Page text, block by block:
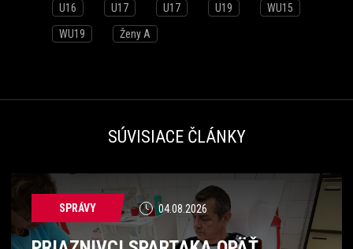
U16 U17 U17 U19 WU15
WU19 Ženy A
SÚVISIACE ČLÁNKY
SPRÁVY 04.08.2026